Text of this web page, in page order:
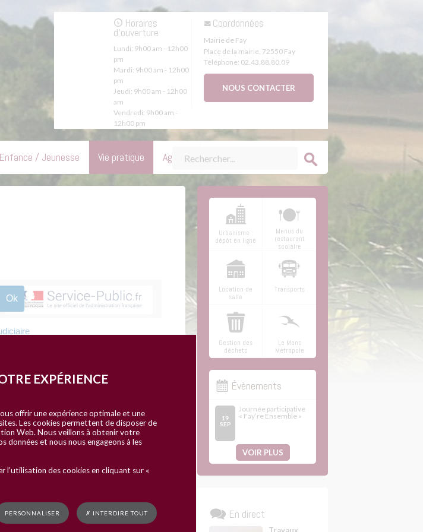
Horaires
d'ouverture
Lundi: 9h00 am - 12h00
pm
Mardi: 9h00 am - 12h00
pm
Jeudi: 9h00 am - 12h00
am
Vendredi: 9h00 am -
12h00 pm
Coordonnées
Mairie de Fay
Place de la mairie, 72550 Fay
Téléphone: 02.43.88.80.09
NOUS CONTACTER
Enfance / Jeunesse Vie pratique Agenda
ministre)
Urbanisme :
dépôt en ligne
Menus du
restaurant
scolaire
Location de
salle
Transports
Gestion des
déchets
Le Mans
Métropole
Évènements
19
SEP
Journée participative
« Fay’re Ensemble »
VOIR PLUS
En direct
EXPÉRIENCE
offrir une expérience optimale et une
Les cookies permettent de disposer de
Web. Nous veillons à obtenir votre
données et nous nous engageons à les
l’utilisation des cookies en cliquant sur «
PERSONNALISER ✗ INTERDIRE TOUT